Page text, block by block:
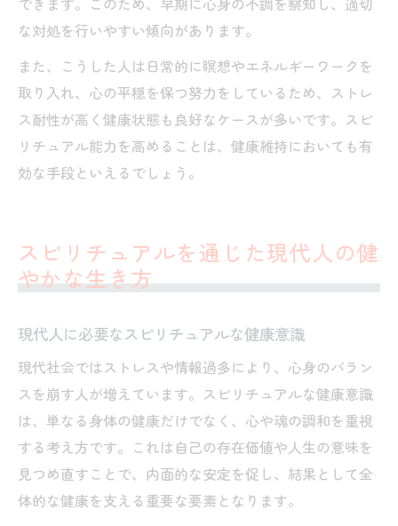
できます。このため、早期に心身の不調を察知し、適切
な対処を行いやすい傾向があります。
また、こうした人は日常的に瞑想やエネルギーワークを
取り入れ、心の平穏を保つ努力をしているため、ストレ
ス耐性が高く健康状態も良好なケースが多いです。スピ
リチュアル能力を高めることは、健康維持においても有
効な手段といえるでしょう。
スピリチュアルを通じた現代人の健
やかな生き方
現代人に必要なスピリチュアルな健康意識
現代社会ではストレスや情報過多により、心身のバラン
スを崩す人が増えています。スピリチュアルな健康意識
は、単なる身体の健康だけでなく、心や魂の調和を重視
する考え方です。これは自己の存在価値や人生の意味を
見つめ直すことで、内面的な安定を促し、結果として全
体的な健康を支える重要な要素となります。